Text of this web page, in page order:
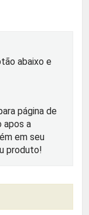
abaixo e
página de
apos a
em seu
produto!